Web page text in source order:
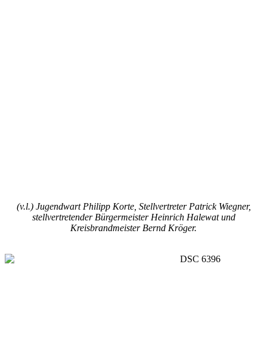
(v.l.) Jugendwart Philipp Korte, Stellvertreter Patrick Wiegner,
stellvertretender Bürgermeister Heinrich Halewat und
Kreisbrandmeister Bernd Kröger.